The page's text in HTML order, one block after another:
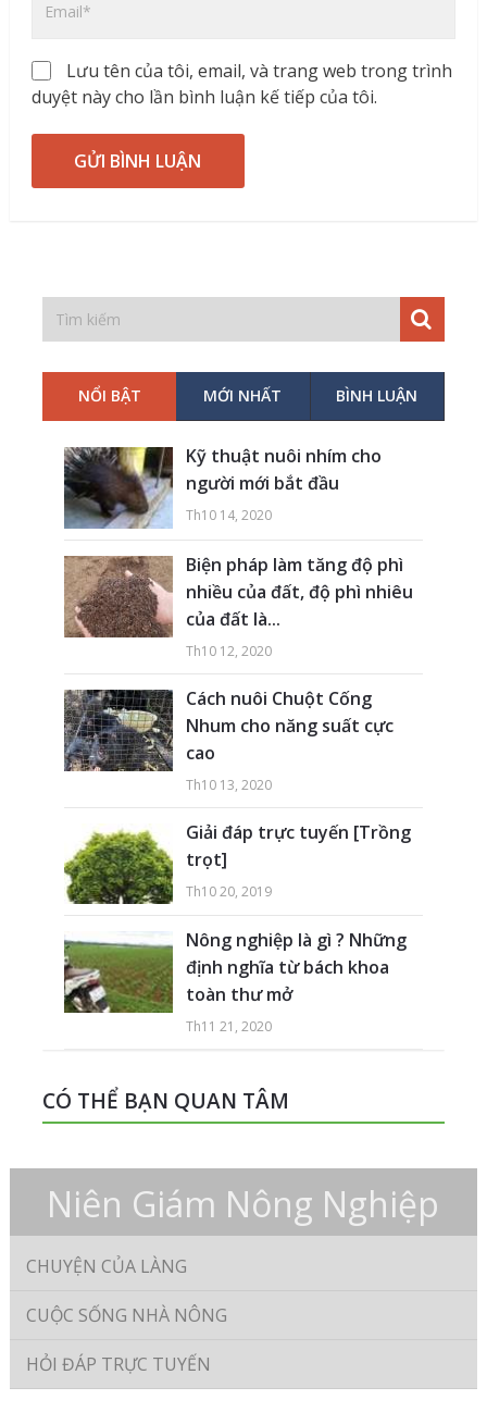
Lưu tên của tôi, email, và trang web trong trình
duyệt này cho lần bình luận kế tiếp của tôi.
NỔI BẬT MỚI NHẤT BÌNH LUẬN
Kỹ thuật nuôi nhím cho
người mới bắt đầu
Th10 14, 2020
Biện pháp làm tăng độ phì
nhiều của đất, độ phì nhiêu
của đất là...
Th10 12, 2020
Cách nuôi Chuột Cống
Nhum cho năng suất cực
cao
Th10 13, 2020
Giải đáp trực tuyến [Trồng
trọt]
Th10 20, 2019
Nông nghiệp là gì ? Những
định nghĩa từ bách khoa
toàn thư mở
Th11 21, 2020
CÓ THỂ BẠN QUAN TÂM
Niên Giám Nông Nghiệp
CHUYỆN CỦA LÀNG
CUỘC SỐNG NHÀ NÔNG
HỎI ĐÁP TRỰC TUYẾN